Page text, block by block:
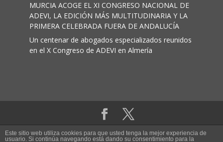
MURCIA ACOGE EL XI CONGRESO NACIONAL DE
ADEVI, LA EDICIÓN MÁS MULTITUDINARIA Y LA
PRIMERA CELEBRADA FUERA DE ANDALUCÍA
Un centenar de abogados especializados reunidos
en el X Congreso de ADEVI en Almería
Aviso legal|Política de cookies
Este sitio web utiliza cookies para que usted tenga la mejor experiencia de
usuario. Si continúa navegando está dando su consentimiento para la